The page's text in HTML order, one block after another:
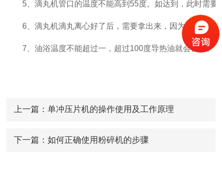
5、滴丸机管口的温度不能高到55度。如达到，此时需要
6、滴丸机滴丸离心好了后，需要拿出来，因为时间长了
7、油浴温度不能超过一，超过100度导热油就会冒出。
上一篇： 单冲压片机的操作使用及工作原理
下一篇： 如何正确使用粉碎机的步骤